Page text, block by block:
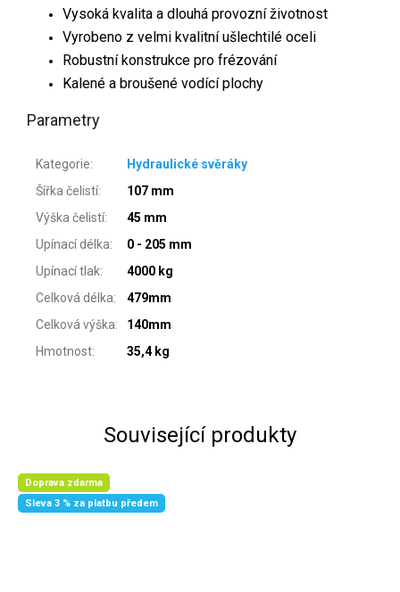
Vysoká kvalita a dlouhá provozní životnost
Vyrobeno z velmi kvalitní ušlechtilé oceli
Robustní konstrukce pro frézování
Kalené a broušené vodící plochy
Parametry
Kategorie:
Hydraulické svěráky
Šířka čelistí:
107 mm
Výška čelistí:
45 mm
Upínací délka:
0 - 205 mm
Upínací tlak:
4000 kg
Celková délka:
479mm
Celková výška:
140mm
Hmotnost: 35,4 kg
Související produkty
Doprava zdarma
Sleva 3 % za platbu předem